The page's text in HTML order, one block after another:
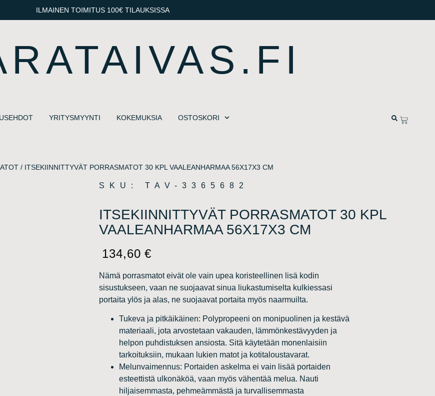
ILMAINEN TOIMITUS 100€ TILAUKSISSA
YRITYSMYYNTI KOKEMUKSIA OSTOSKORI
/ ITSEKIINNITTYVÄT PORRASMATOT 30 KPL VAALEANHARMAA 56X17X3 CM
SKU: TAV-3365682
ITSEKIINNITTYVÄT PORRASMATOT 30 KPL
VAALEANHARMAA 56X17X3 CM
134,60€
Nämä porrasmatot eivät ole vain upea koristeellinen lisä kodin
sisustukseen, vaan ne suojaavat sinua liukastumiselta kulkiessasi
portaita ylös ja alas, ne suojaavat portaita myös naarmuilta.
Tukeva ja pitkäikäinen: Polypropeeni on monipuolinen ja kestävä
materiaali, jota arvostetaan vakauden, lämmönkestävyyden ja
helpon puhdistuksen ansiosta. Sitä käytetään monenlaisiin
tarkoituksiin, mukaan lukien matot ja kotitaloustavarat.
Melunvaimennus: Portaiden askelma ei vain lisää portaiden
esteettistä ulkonäköä, vaan myös vähentää melua. Nauti
hiljaisemmasta, pehmeämmästä ja turvallisemmasta